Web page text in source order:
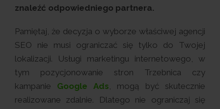
znaleźć odpowiedniego partnera.
Pamiętaj, że decyzja o wyborze właściwej agencji
SEO nie musi ograniczać się tylko do Twojej
lokalizacji. Usługi marketingu internetowego, w
tym pozycjonowanie stron Trzebnica czy
kampanie Google Ads, mogą być skutecznie
realizowane zdalnie. Dlatego nie ograniczaj się